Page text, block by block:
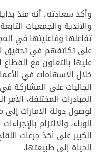
وأكد سعادته، أنه منذ
والأندية والجمعيات
تفاعلها وفاعليتها في
على تكاتفهم في تحقيق
عليها بالتعاون مع
خلال الإسهامات في
الجاليات على المشاركة
المبادرات المختلفة،
لوصول دولة الإمارات
الوباء، والالتزام
الكبير على أخذ جرعات
الحياة إلى طبيعتها.